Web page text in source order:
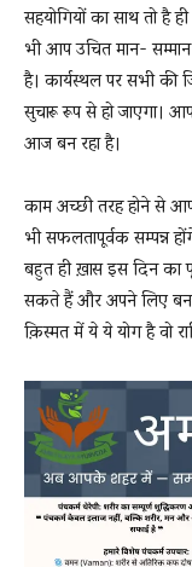
सहयोगियों का साथ तो है
भी आप उचित मान-
है। कार्यस्थल पर सभी की
सुचारू रूप से हो जाएगा।
आज बन रहा है।
काम अच्छी तरह होने से
भी सफलतापूर्वक सम्पन्न
बहुत ही ख़ास इस दिन
सकते हैं और अपने लिए
क़िस्मत में ये ये योग है वो